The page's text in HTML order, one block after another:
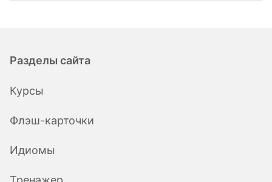
Разделы сайта
Курсы
Флэш-карточки
Идиомы